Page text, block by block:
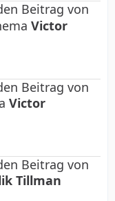
Beitrag von
Victor
Beitrag von
Victor
Beitrag von
Tillman